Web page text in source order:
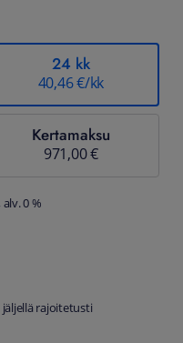
24 kk
40,46 €/kk
Kertamaksu
971,00 €
0 %
rajoitetusti